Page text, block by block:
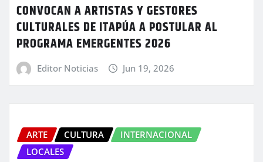
CONVOCAN A ARTISTAS Y GESTORES
CULTURALES DE ITAPÚA A POSTULAR AL
PROGRAMA EMERGENTES 2026
Editor Noticias Jun 19, 2026
ARTE CULTURA
INTERNACIONAL
LOCALES